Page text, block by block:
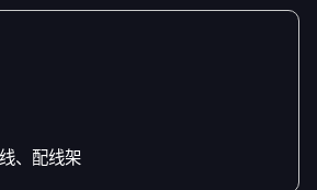
、配线架